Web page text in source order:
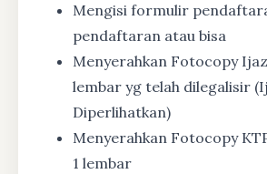
Mengisi formulir
pendaftaran atau bisa
Menyerahkan Fotocopy
lembar yg telah dilegalisir
Diperlihatkan)
Menyerahkan Fotocopy
1 lembar